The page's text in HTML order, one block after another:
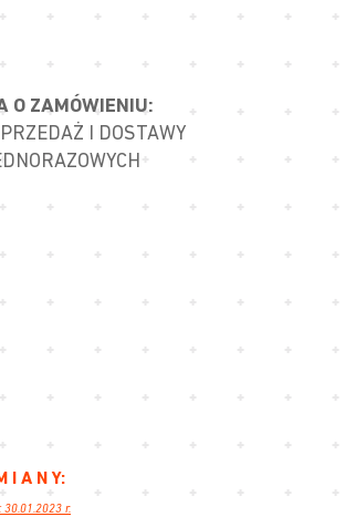
O ZAMÓWIENIU:
I DOSTAWY
I A N Y:
30.01.2023 r.